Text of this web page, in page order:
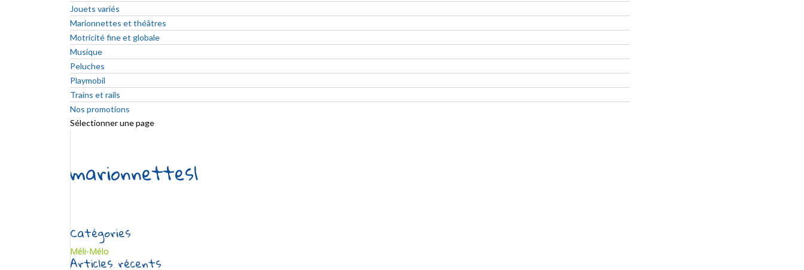
Jouets variés
Marionnettes et théâtres
Motricité fine et globale
Musique
Peluches
Playmobil
Trains et rails
Nos promotions
Sélectionner une page
marionnettes1
Catégories
Méli-Mélo
Articles récents